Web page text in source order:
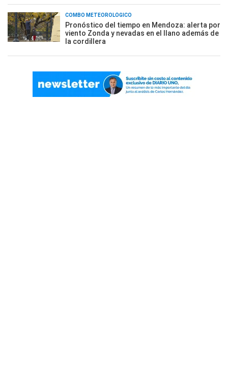
COMBO METEOROLÓGICO
Pronóstico del tiempo en Mendoza: alerta por
viento Zonda y nevadas en el llano además de
la cordillera